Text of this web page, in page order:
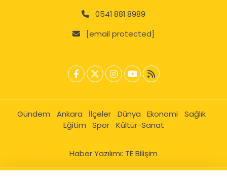
0541 881 8989
[email protected]
Gündem Ankara İlçeler Dünya Ekonomi
Sağlık
Eğitim
Spor Kültür-Sanat
Haber Yazılımı: TE Bilişim